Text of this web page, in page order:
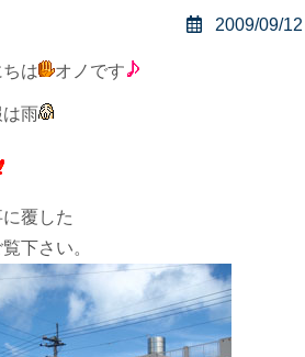
2009/09/12
は オノです
雨
覆した
下さい。